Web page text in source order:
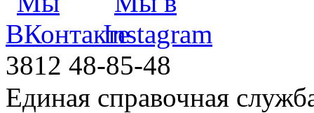
3812 48-85-48
Единая справочная